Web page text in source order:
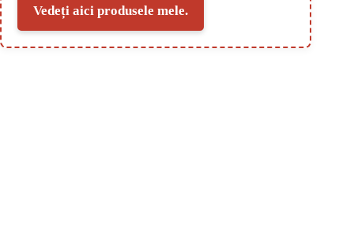
Vedeți aici produsele mele.